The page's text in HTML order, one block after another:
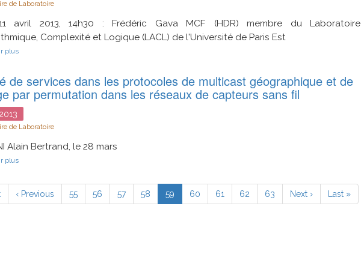
JJCMIS
de Laboratoire
avril 2013, 14h30 : Frédéric Gava MCF (HDR) membre du Laboratoire
Complexité et Logique (LACL) de l'Université de Paris Est
plussur
imperative
BSP
programs
and
to
a
state-
algorithm
de services dans les protocoles de multicast géographique et de
par permutation dans les réseaux de capteurs sans fil
de Laboratoire
Alain Bertrand, le 28 mars
plussur
dans
les
Page
précédente
‹ Previous Page
55 Page
56 Page
57 Page
58
Page
courante
59 Page
60 Page
61 Page
62 Page
63
Page
suivante
Next ›
Dernière
page
Last »